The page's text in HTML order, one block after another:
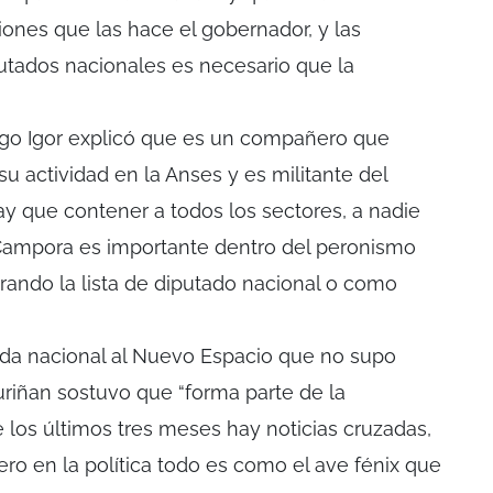
que las hace el gobernador, y las
nacionales es necesario que la
Igor explicó que es un compañero que
actividad en la Anses y es militante del
que contener a todos los sectores, a nadie
es importante dentro del peronismo
la lista de diputado nacional o como
nacional al Nuevo Espacio que no supo
sostuvo que “forma parte de la
últimos tres meses hay noticias cruzadas,
en la política todo es como el ave fénix que